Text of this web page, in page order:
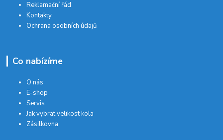
Reklamační řád
Kontakty
Ochrana osobních údajů
Co nabízíme
O nás
E-shop
Servis
Jak vybrat velikost kola
Zásilkovna